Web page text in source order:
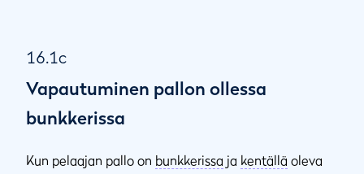
16.1c
Vapautuminen pallon ollessa
bunkkerissa
Kun pelaajan pallo on bunkkerissa ja kentällä oleva